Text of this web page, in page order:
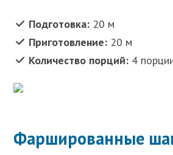
Подготовка: 20 м
Приготовление: 20 м
Количество порций: 4
Фаршированные